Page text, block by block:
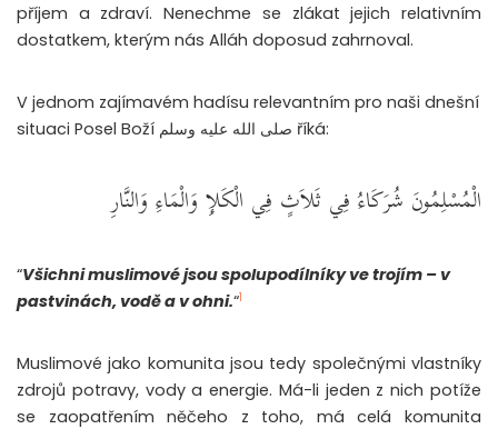
příjem a zdraví. Nenechme se zlákat jejich relativním
dostatkem, kterým nás Alláh doposud zahrnoval.
V jednom zajímavém hadísu relevantním pro naši dnešní
situaci Posel Boží صلى الله عليه وسلم říká:
الْمُسْلِمُونَ شُرَكَاءُ فِي ثَلاَثٍ فِي الْكَلإِ وَالْمَاءِ وَالنَّارِ
“Všichni muslimové jsou spolupodílníky ve trojím – v
pastvinách, vodě a v ohni.“1
Muslimové jako komunita jsou tedy společnými vlastníky
zdrojů potravy, vody a energie. Má-li jeden z nich potíže
se zaopatřením něčeho z toho, má celá komunita